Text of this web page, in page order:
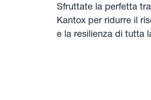
Sfruttate la perfetta
Kantox per ridurre il
e la resilienza di tutta